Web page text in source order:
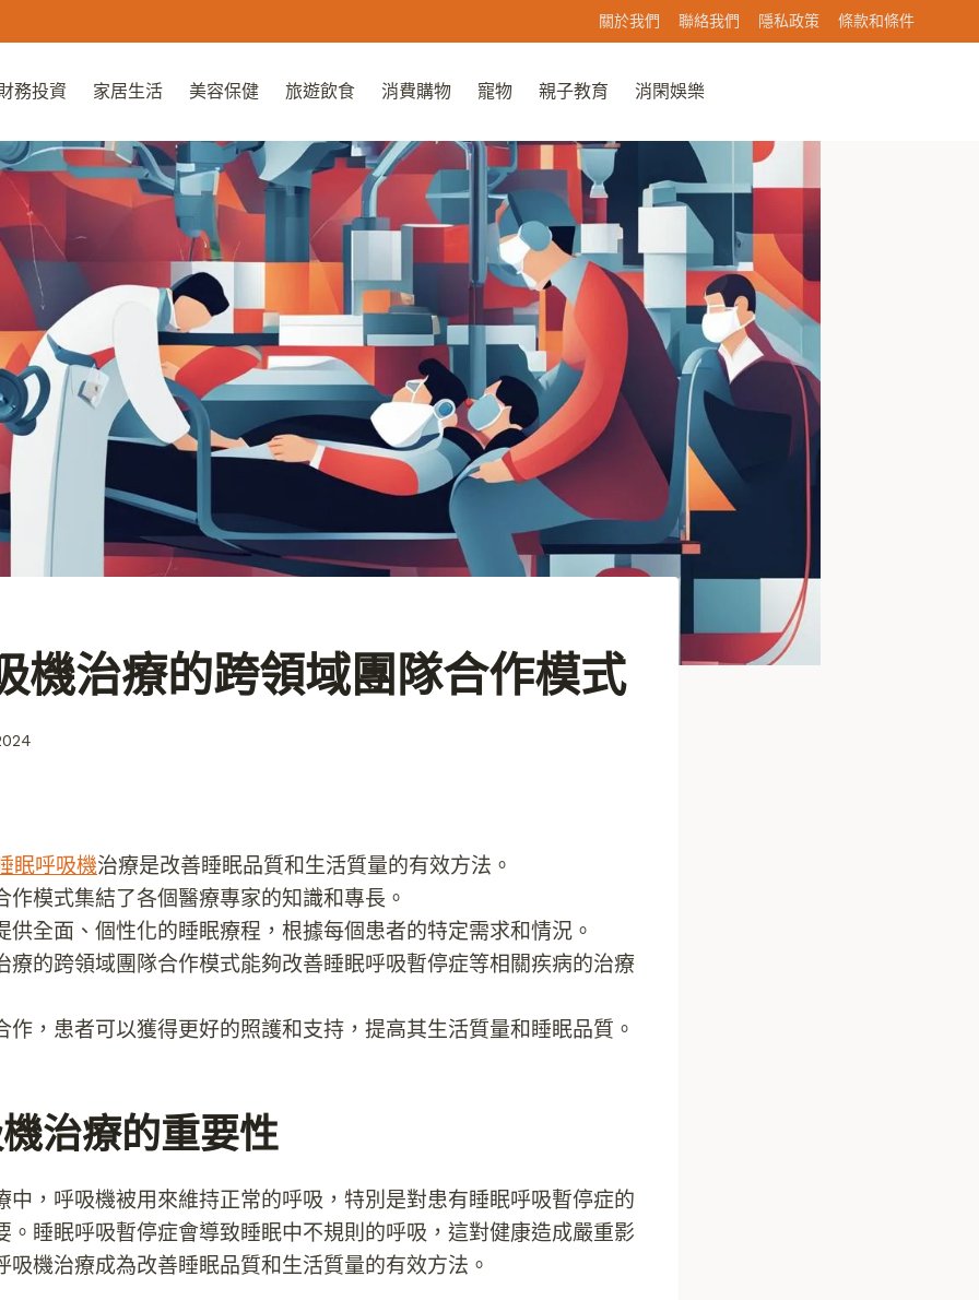
關於我們 聯絡我們 隱私政策 條款和條件
務投資 家居生活 美容保健 旅遊飲食 消費購物 寵物 親子教育 消閑娛樂
機治療的跨領域團隊合作模式
眠呼吸機治療是改善睡眠品質和生活質量的有效方法。
作模式集結了各個醫療專家的知識和專長。
供全面、個性化的睡眠療程，根據每個患者的特定需求和情況。
療的跨領域團隊合作模式能夠改善睡眠呼吸暫停症等相關疾病的治療
作，患者可以獲得更好的照護和支持，提高其生活質量和睡眠品質。
治療的重要性
中，呼吸機被用來維持正常的呼吸，特別是對患有睡眠呼吸暫停症的
。睡眠呼吸暫停症會導致睡眠中不規則的呼吸，這對健康造成嚴重影
吸機治療成為改善睡眠品質和生活質量的有效方法。